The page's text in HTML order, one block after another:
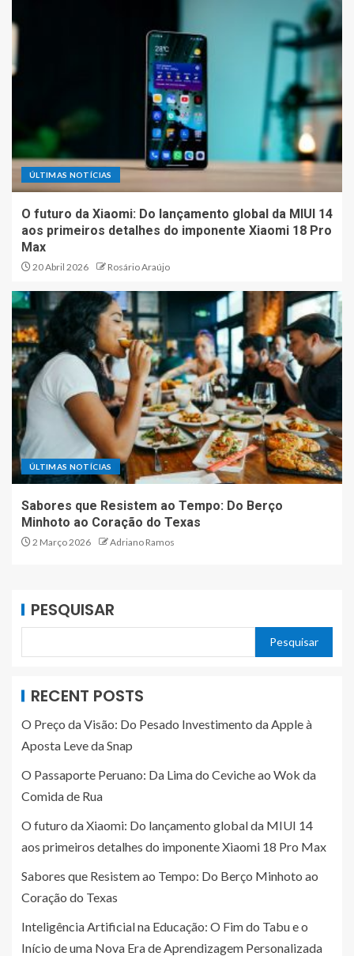
ÚLTIMAS NOTÍCIAS
O futuro da Xiaomi: Do lançamento global da MIUI 14
aos primeiros detalhes do imponente Xiaomi 18 Pro
Max
20 Abril 2026 Rosário Araújo
ÚLTIMAS NOTÍCIAS
Sabores que Resistem ao Tempo: Do Berço
Minhoto ao Coração do Texas
2 Março 2026 Adriano Ramos
PESQUISAR
Pesquisar
RECENT POSTS
O Preço da Visão: Do Pesado Investimento da Apple à
Aposta Leve da Snap
O Passaporte Peruano: Da Lima do Ceviche ao Wok da
Comida de Rua
O futuro da Xiaomi: Do lançamento global da MIUI 14
aos primeiros detalhes do imponente Xiaomi 18 Pro Max
Sabores que Resistem ao Tempo: Do Berço Minhoto ao
Coração do Texas
Inteligência Artificial na Educação: O Fim do Tabu e o
Início de uma Nova Era de Aprendizagem Personalizada